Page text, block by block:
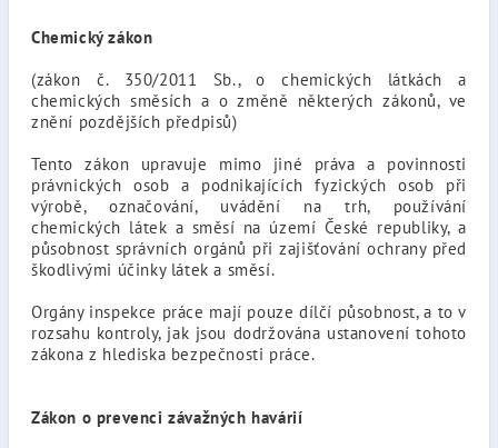
Chemický zákon
(zákon č. 350/2011 Sb., o chemických látkách a
chemických směsích a o změně některých zákonů, ve
znění pozdějších předpisů)
Tento zákon upravuje mimo jiné práva a povinnosti
právnických osob a podnikajících fyzických osob při
výrobě, označování, uvádění na trh, používání
chemických látek a směsí na území České republiky, a
působnost správních orgánů při zajišťování ochrany před
škodlivými účinky látek a směsí.
Orgány inspekce práce mají pouze dílčí působnost, a to v
rozsahu kontroly, jak jsou dodržována ustanovení tohoto
zákona z hlediska bezpečnosti práce.
Zákon o prevenci závažných havárií